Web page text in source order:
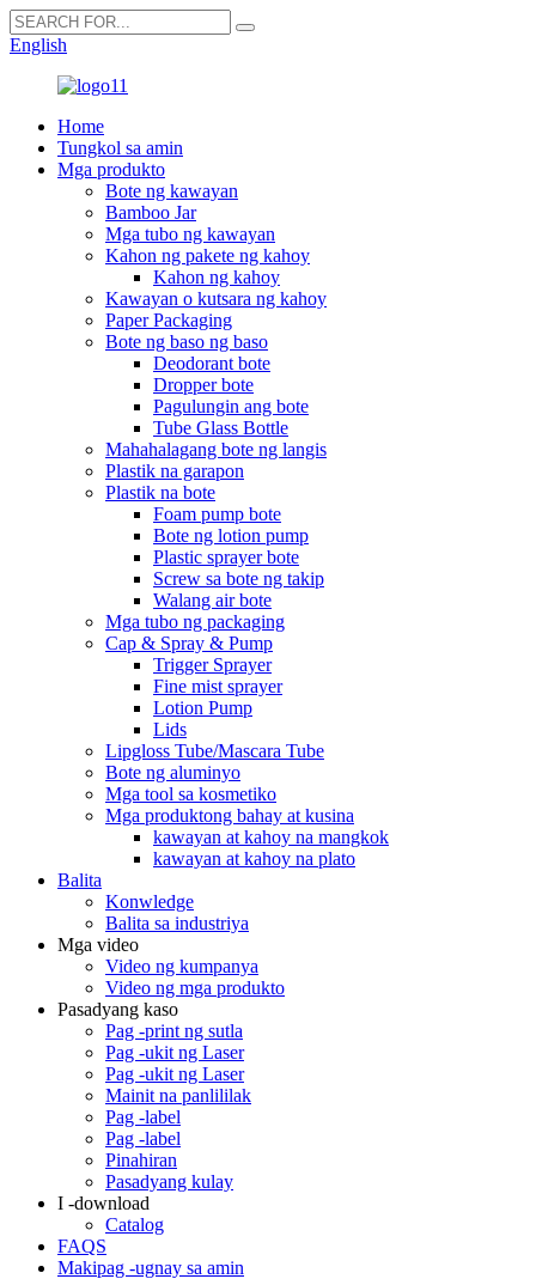
English
Home
Tungkol sa amin
Mga produkto
Bote ng kawayan
Bamboo Jar
Mga tubo ng kawayan
Kahon ng pakete ng kahoy
Kahon ng kahoy
Kawayan o kutsara ng kahoy
Paper Packaging
Bote ng baso ng baso
Deodorant bote
Dropper bote
Pagulungin ang bote
Tube Glass Bottle
Mahahalagang bote ng langis
Plastik na garapon
Plastik na bote
Foam pump bote
Bote ng lotion pump
Plastic sprayer bote
Screw sa bote ng takip
Walang air bote
Mga tubo ng packaging
Cap & Spray & Pump
Trigger Sprayer
Fine mist sprayer
Lotion Pump
Lids
Lipgloss Tube/Mascara Tube
Bote ng aluminyo
Mga tool sa kosmetiko
Mga produktong bahay at kusina
kawayan at kahoy na mangkok
kawayan at kahoy na plato
Balita
Konwledge
Balita sa industriya
Mga video
Video ng kumpanya
Video ng mga produkto
Pasadyang kaso
Pag -print ng sutla
Pag -ukit ng Laser
Pag -ukit ng Laser
Mainit na panlililak
Pag -label
Pag -label
Pinahiran
Pasadyang kulay
I -download
Catalog
FAQS
Makipag -ugnay sa amin